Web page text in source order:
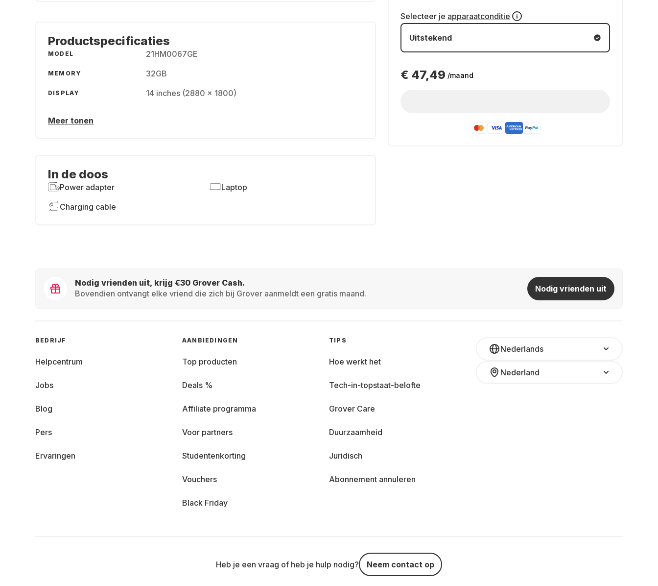
Selecteer je apparaatconditie
Uitstekend
€ 47,49 /maand
Productspecificaties
MODEL 21HM0067GE
MEMORY 32GB
DISPLAY 14 inches (2880 x 1800)
Meer tonen
In de doos
Power adapter
Laptop
Charging cable
Nodig vrienden uit, krijg €30 Grover Cash.
Bovendien ontvangt elke vriend die zich bij Grover aanmeldt een gratis maand.
Nodig vrienden uit
Nederlands
Nederland
BEDRIJF
Helpcentrum
Jobs
Blog
Pers
Ervaringen
AANBIEDINGEN
Top producten
Deals %
Affiliate programma
Voor partners
Studentenkorting
Vouchers
Black Friday
TIPS
Hoe werkt het
Tech-in-topstaat-belofte
Grover Care
Duurzaamheid
Juridisch
Abonnement annuleren
Heb je een vraag of heb je hulp nodig? Neem contact op